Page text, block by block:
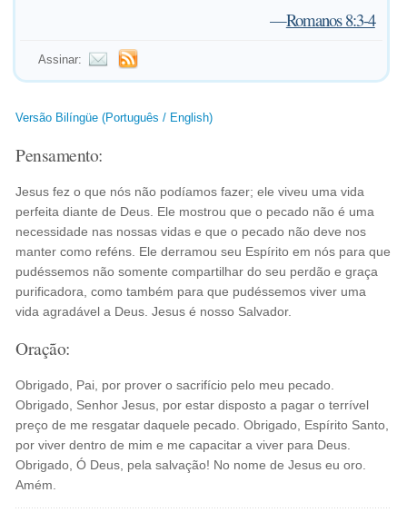
—Romanos 8:3-4
Assinar:
Versão Bilíngüe (Português / English)
Pensamento:
Jesus fez o que nós não podíamos fazer; ele viveu uma vida
perfeita diante de Deus. Ele mostrou que o pecado não é uma
necessidade nas nossas vidas e que o pecado não deve nos
manter como reféns. Ele derramou seu Espírito em nós para que
pudéssemos não somente compartilhar do seu perdão e graça
purificadora, como também para que pudéssemos viver uma
vida agradável a Deus. Jesus é nosso Salvador.
Oração:
Obrigado, Pai, por prover o sacrifício pelo meu pecado.
Obrigado, Senhor Jesus, por estar disposto a pagar o terrível
preço de me resgatar daquele pecado. Obrigado, Espírito Santo,
por viver dentro de mim e me capacitar a viver para Deus.
Obrigado, Ó Deus, pela salvação! No nome de Jesus eu oro.
Amém.